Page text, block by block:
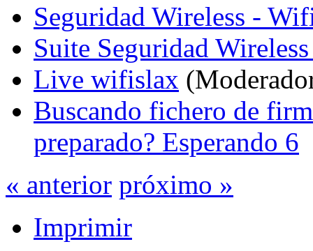
Seguridad Wireless -
Suite Seguridad
Live wifislax
Buscando fichero de
preparado? Esperando 6
« anterior próximo »
Imprimir